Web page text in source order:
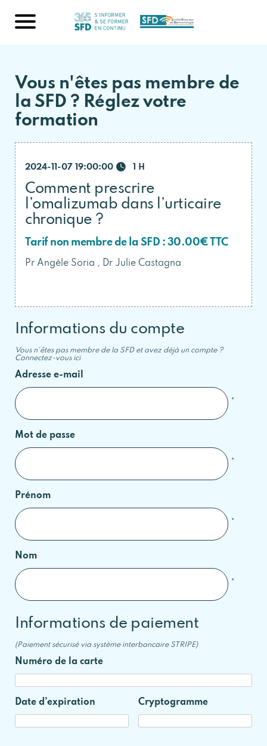
Vous n'êtes pas membre de
la SFD ? Réglez votre
formation
2024-11-07 19:00:00 1 H
Comment prescrire
l’omalizumab dans l’urticaire
chronique ?
Tarif non membre de la SFD : 30.00€ TTC
Pr Angèle Soria , Dr Julie Castagna
Informations du compte
Vous n'êtes pas membre de la SFD et avez déjà un compte ?
Connectez-vous ici
Adresse e-mail
*
Mot de passe
*
Prénom
*
Nom
*
Informations de paiement
Numéro de la carte
Date d’expiration Cryptogramme